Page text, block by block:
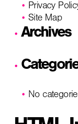
Privacy
Site Map
Archives
No